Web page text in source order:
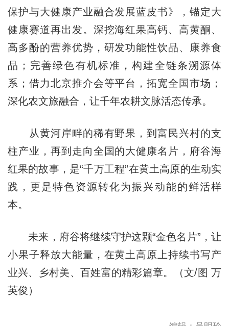
保护与大健康产业融合发展蓝皮书》，锚定大
健康赛道再出发。深挖海红果高钙、高黄酮、
高多酚的营养优势，研发功能性饮品、康养食
品；完善绿色有机标准，构建全链条溯源体
系；借力北京推介会等平台，拓宽全国市场；
深化农文旅融合，让千年农耕文脉活态传承。
从黄河岸畔的稀有野果，到富民兴村的支
柱产业，再到走向全国的大健康名片，府谷海
红果的故事，是“千万工程”在黄土高原的生动实
践，更是特色资源转化为振兴动能的鲜活样
本。
未来，府谷将继续守护这颗“金色名片”，让
小果子释放大能量，在黄土高原上持续书写产
业兴、乡村美、百姓富的精彩篇章。（文/图 万
英俊）